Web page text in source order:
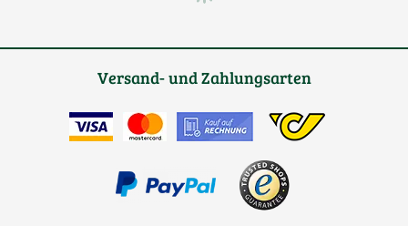
Versand- und Zahlungsarten